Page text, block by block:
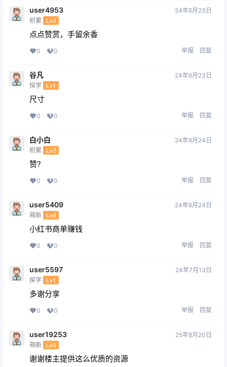
user4953
积累 Lv2
24年6月23日
点点赞赏，手留余香
0 0 举报 回复
谷凡
探学 Lv1
24年6月23日
尺寸
0 0 举报 回复
白小白
积累 Lv2
24年6月24日
赞?
0 0 举报 回复
user5409
萌新 Lv0
24年6月24日
小红书商单赚钱
0 0 举报 回复
user5597
探学 Lv1
24年7月13日
多谢分享
0 0 举报 回复
user19253
萌新 Lv0
25年8月20日
谢谢楼主提供这么优质的资源